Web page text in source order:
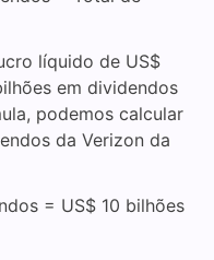
líquido de US$
em dividendos
podemos calcular
da Verizon da
= US$ 10 bilhões